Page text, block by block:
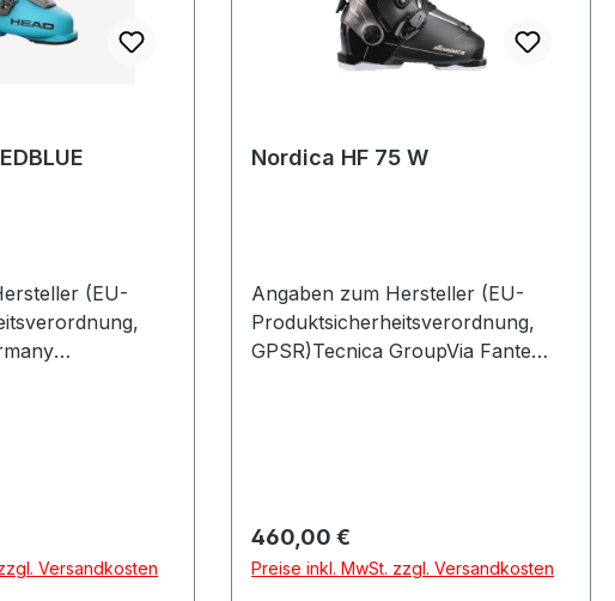
(EU-
Versandkosten
Nordica HF 75 W
Angaben zum Hersteller (EU-
Produktsicherheitsverordnung,
GPSR)Tecnica GroupVia Fante
Regulärer Preis:
460,00 €
Preise inkl. MwSt. zzgl. Versandkosten